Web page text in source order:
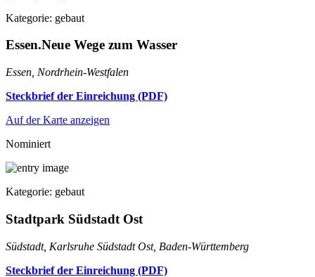
Kategorie: gebaut
Essen.Neue Wege zum Wasser
Essen, Nordrhein-Westfalen
Steckbrief der Einreichung (PDF)
Auf der Karte anzeigen
Nominiert
Kategorie: gebaut
Stadtpark Südstadt Ost
Südstadt, Karlsruhe Südstadt Ost, Baden-Württemberg
Steckbrief der Einreichung (PDF)